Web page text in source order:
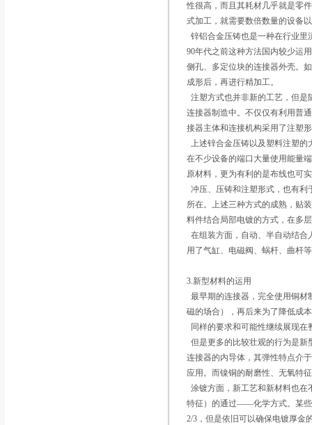
性很高，而且其耗材几乎就是零
式加工，就需要数倍数量的设备
锌铝合金压铸也是一种在行业
90年代之前这种方法国内较少运
侧孔、多定位块的连接器外壳。
成形后，再进行精加工。
注塑方式也并非新的工艺，但
连接器制造中。不仅仅有利用普
接器主体和连接机构采用了注塑
上述锌合金压铸以及塑料注塑的
在不少设备的端口大量使用能量
原材料，更为有利的是布线也可
冲压、压铸和注塑形式，也有
所在。上述三种方式的成熟，贴
料件结合局部电镀的方式，在多
在组装方面，自动、半自动结
用了气缸、电磁阀、蜗杆、曲杆
3.新型材料的运用
最早期的连接器，完全使用铜
磁的场合），再后来为了降低成
同样的要求和可能性继续展现
但是更多的比较壮观的行为是
连接器的内导体，其弹性特点介
应用。而镍铜的耐磨性、无氧特
涂镀方面，新工艺和新材料也
特征）的通过――化学方式。某些
2/3，但是依旧可以确保电镀厚金